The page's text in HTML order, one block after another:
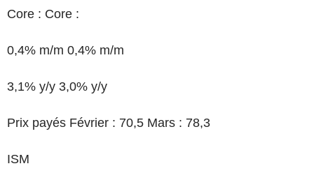
Core : Core :
0,4% m/m 0,4% m/m
3,1% y/y 3,0% y/y
Prix payés Février : 70,5 Mars : 78,3
ISM